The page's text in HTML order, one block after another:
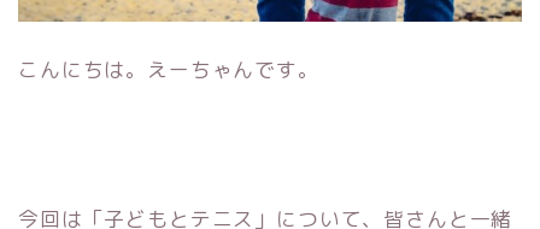
こんにちは。えーちゃんです。
今回は「子どもとテニス」について、皆さんと一緒